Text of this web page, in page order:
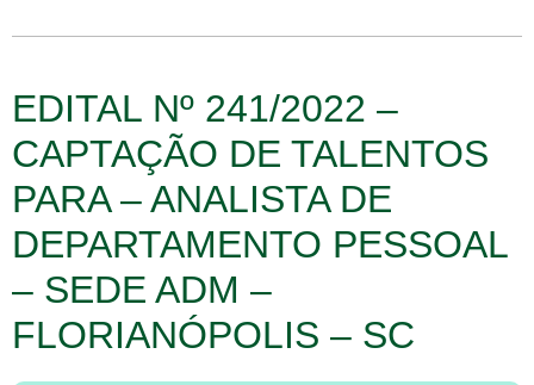
EDITAL Nº 241/2022 –
CAPTAÇÃO DE TALENTOS
PARA – ANALISTA DE
DEPARTAMENTO PESSOAL
– SEDE ADM –
FLORIANÓPOLIS – SC